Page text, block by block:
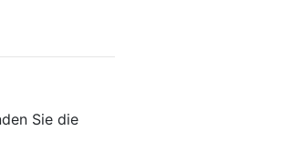
Sie die